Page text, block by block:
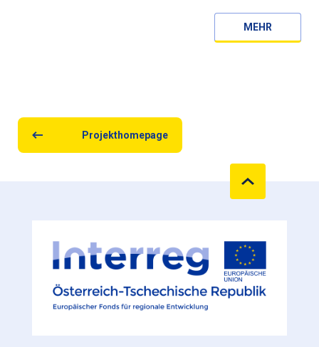
MEHR
Projekthomepage